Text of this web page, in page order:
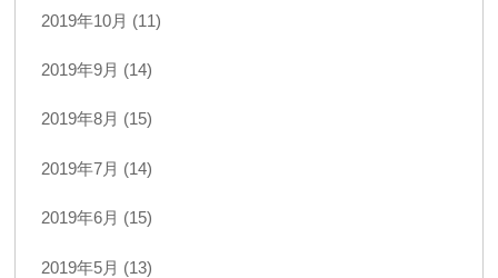
2019年10月 (11)
2019年9月 (14)
2019年8月 (15)
2019年7月 (14)
2019年6月 (15)
2019年5月 (13)